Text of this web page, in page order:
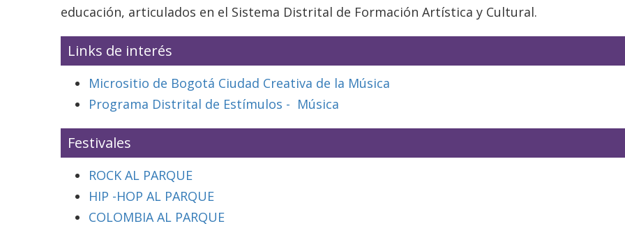
educación, articulados en el Sistema Distrital de Formación Artística y Cultural.
Links de interés
Micrositio de Bogotá Ciudad Creativa de la Música
Programa Distrital de Estímulos - Música
Festivales
ROCK AL PARQUE
HIP -HOP AL PARQUE
COLOMBIA AL PARQUE